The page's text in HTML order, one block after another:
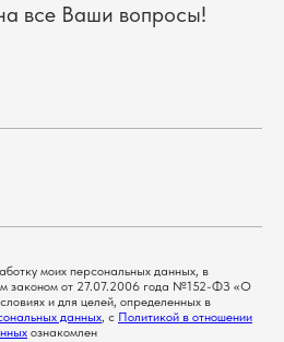
все Ваши вопросы!
моих персональных данных, в
законом от 27.07.2006 года №152-ФЗ «О
и для целей, определенных в
данных, с Политикой в отношении
ознакомлен